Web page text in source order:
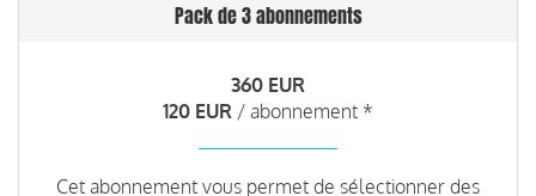
Pack de 3 abonnements
360 EUR
120 EUR / abonnement *
Cet abonnement vous permet de sélectionner des